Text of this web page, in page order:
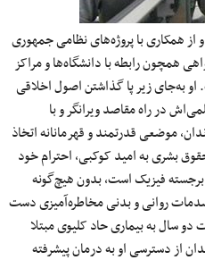
همکاری با پروژه‌های نظامی جمهوری
همچون رابطه با دانشگاه‌ها و مراکز
به‌جای زیر پا گذاشتن اصول اخلاقی
در راه مقاصد ویرانگر و با
موضعی قدرتمند و قهرمانانه اتخاذ
بشری به امید کوکبی، احترام خود
فیزیک است، بدون هیچ‌گونه
روانی و بدنی مخاطره‌آمیزی دست
سال به بیماری حاد کلیوی مبتلا
از دسترسی او به درمان پیشرفته